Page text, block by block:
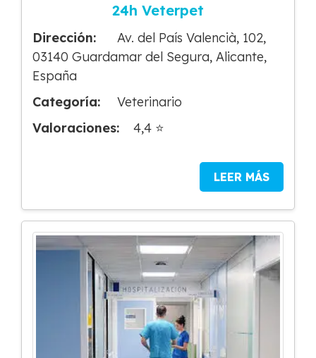
24h Veterpet
Dirección:
Av. del País Valencià, 102,
03140 Guardamar del Segura, Alicante,
España
Categoría:
Veterinario
Valoraciones:
4,4 ⭐
LEER MÁS